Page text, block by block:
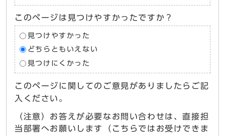
このページは見つけやすかったですか？
見つけやすかった
どちらともいえない
見つけにくかった
このページに関してのご意見がありましたらご記
入ください。
（注意）お答えが必要なお問い合わせは、直接担
当部署へお願いします（こちらではお受けできま